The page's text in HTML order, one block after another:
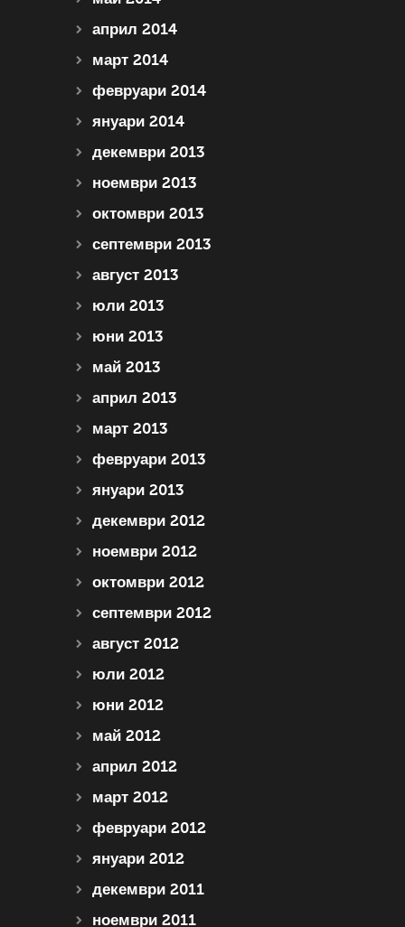
април 2014
март 2014
февруари 2014
януари 2014
декември 2013
ноември 2013
октомври 2013
септември 2013
август 2013
юли 2013
юни 2013
май 2013
април 2013
март 2013
февруари 2013
януари 2013
декември 2012
ноември 2012
октомври 2012
септември 2012
август 2012
юли 2012
юни 2012
май 2012
април 2012
март 2012
февруари 2012
януари 2012
декември 2011
ноември 2011